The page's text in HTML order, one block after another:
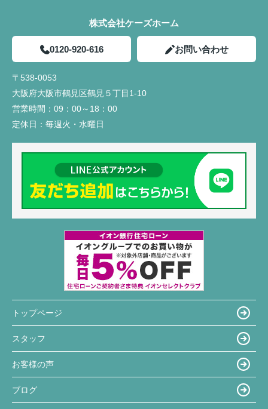
株式会社ケーズホーム
0120-920-616 お問い合わせ
〒538-0053
大阪府大阪市鶴見区鶴見５丁目1-10
営業時間： 09：00～18：00
定休日： 毎週火・水曜日
トップページ
スタッフ
お客様の声
ブログ